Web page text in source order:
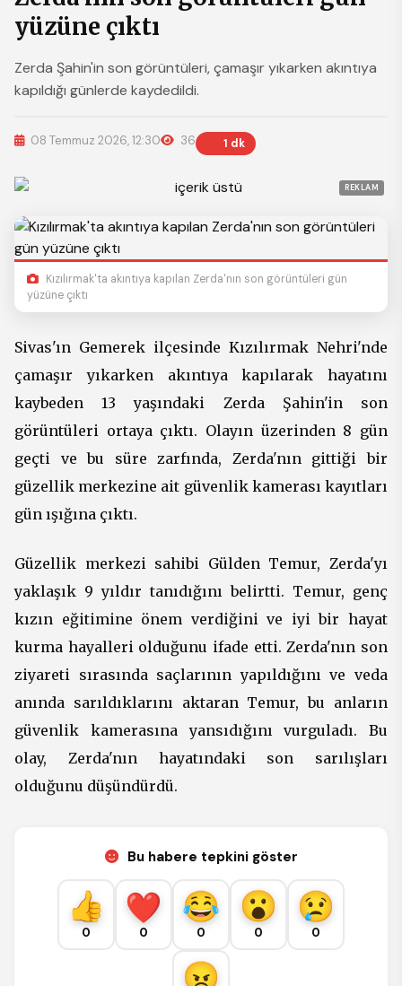
yüzüne çıktı
Zerda Şahin'in son görüntüleri, çamaşır yıkarken akıntıya
kapıldığı günlerde kaydedildi.
08 Temmuz 2026, 12:30 36 1 dk
REKLAM
Kızılırmak'ta akıntıya kapılan Zerda'nın son görüntüleri gün
yüzüne çıktı
Sivas'ın Gemerek ilçesinde Kızılırmak Nehri'nde
çamaşır yıkarken akıntıya kapılarak hayatını
kaybeden 13 yaşındaki Zerda Şahin'in son
görüntüleri ortaya çıktı. Olayın üzerinden 8 gün
geçti ve bu süre zarfında, Zerda'nın gittiği bir
güzellik merkezine ait güvenlik kamerası kayıtları
gün ışığına çıktı.
Güzellik merkezi sahibi Gülden Temur, Zerda'yı
yaklaşık 9 yıldır tanıdığını belirtti. Temur, genç
kızın eğitimine önem verdiğini ve iyi bir hayat
kurma hayalleri olduğunu ifade etti. Zerda'nın son
ziyareti sırasında saçlarının yapıldığını ve veda
anında sarıldıklarını aktaran Temur, bu anların
güvenlik kamerasına yansıdığını vurguladı. Bu
olay, Zerda'nın hayatındaki son sarılışları
olduğunu düşündürdü.
Bu habere tepkini göster
0 0 0 0 0